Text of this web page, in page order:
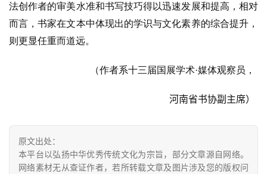
法创作者的审美水准和书写技巧得以迅速发展和提高，相对
而言，书家在文本中体现出的学识与文化素养的综合提升，
则更显任重而道远。
（作者系十三届国展学术·媒体观察员，
河南省书协副主席）
原文出处：
本平台以弘扬中华优秀传统文化为宗旨，部分文章源自网络。
网络素材无从查证作者，若所转载文章及图片涉及您的版权问